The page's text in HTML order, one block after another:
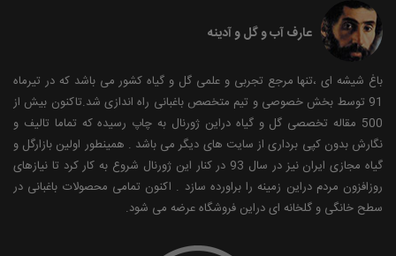
عارف آب و گل و آدینه
باغ شیشه ای ،تنها مرجع تجربی و علمی گل و گیاه کشور می باشد که در تیرماه
91 توسط بخش خصوصی و تیم متخصص باغبانی راه اندازی شد.تاکنون بیش از
500 مقاله تخصصی گل و گیاه دراین ژورنال به چاپ رسیده که تماما تالیف و
نگارش بدون کپی برداری از سایت های دیگر می باشد . همینطور اولین بازارگل و
گیاه مجازی ایران نیز در سال 93 در کنار این ژورنال شروع به کار کرد تا نیازهای
روزافزون مردم دراین زمینه را براورده سازد . اکنون تمامی محصولات باغبانی در
سطح خانگی و گلخانه ای دراین فروشگاه عرضه می شود.